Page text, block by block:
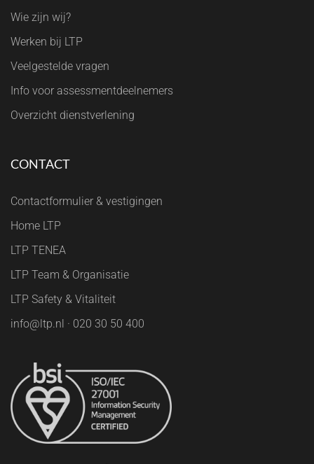
Wie zijn wij?
Werken bij LTP
Veelgestelde vragen
Info voor assessmentdeelnemers
Overzicht dienstverlening
CONTACT
Contactformulier & vestigingen
Home LTP
LTP TENEA
LTP Team & Organisatie
LTP Safety & Vitaliteit
info@ltp.nl · 020 30 50 400